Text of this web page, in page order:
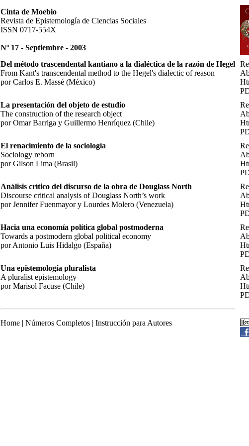
Cinta de Moebio
Revista de Epistemología de Ciencias Sociales
ISSN 0717-554X
Nº 17 - Septiembre - 2003
Del método trascendental kantiano a la dialéctica de la razón de Hegel
From Kant's transcendental method to the Hegel's dialectic of reason
por Carlos E. Massé (México)
La presentación del objeto de estudio
The construction of the research object
por Omar Barriga y Guillermo Henríquez (Chile)
El renacimiento de la sociología
Sociology reborn
por Gilson Lima (Brasil)
Análisis crítico del discurso de la obra de Douglass North
Discourse critical analysis of Douglass North’s work
por Jennifer Fuenmayor y Lourdes Molero (Venezuela)
Hacia una economía política global postmoderna
Towards a postmodern global political economy
por Antonio Luis Hidalgo (España)
Una epistemología pluralista
A pluralist epistemology
por Marisol Facuse (Chile)
Home | Números Completos | Instrucción para Autores